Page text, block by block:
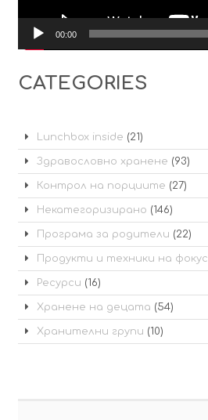
00:00
CATEGORIES
Lunchbox inside (21)
Здравословно хранене (93)
Контрол на порциите (27)
Некатегоризирано (146)
Програма за родители (22)
Продукти и техники на фокус
Ресурси (16)
Хранене на децата (54)
Хранителни групи (10)